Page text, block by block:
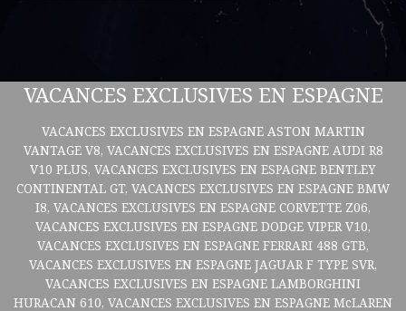
VACANCES EXCLUSIVES EN ESPAGNE
VACANCES EXCLUSIVES EN ESPAGNE ASTON MARTIN
VANTAGE V8, VACANCES EXCLUSIVES EN ESPAGNE AUDI R8
V10 PLUS, VACANCES EXCLUSIVES EN ESPAGNE BENTLEY
CONTINENTAL GT, VACANCES EXCLUSIVES EN ESPAGNE BMW
I8, VACANCES EXCLUSIVES EN ESPAGNE CORVETTE Z06,
VACANCES EXCLUSIVES EN ESPAGNE DODGE VIPER V10,
VACANCES EXCLUSIVES EN ESPAGNE FERRARI 488 GTB,
VACANCES EXCLUSIVES EN ESPAGNE JAGUAR F TYPE SVR,
VACANCES EXCLUSIVES EN ESPAGNE LAMBORGHINI
HURACAN 610, VACANCES EXCLUSIVES EN ESPAGNE McLAREN